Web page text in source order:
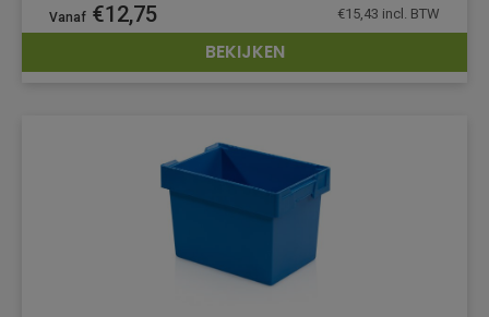
DETAILS
€12,75 €15,43 incl. BTW
BEKIJKEN